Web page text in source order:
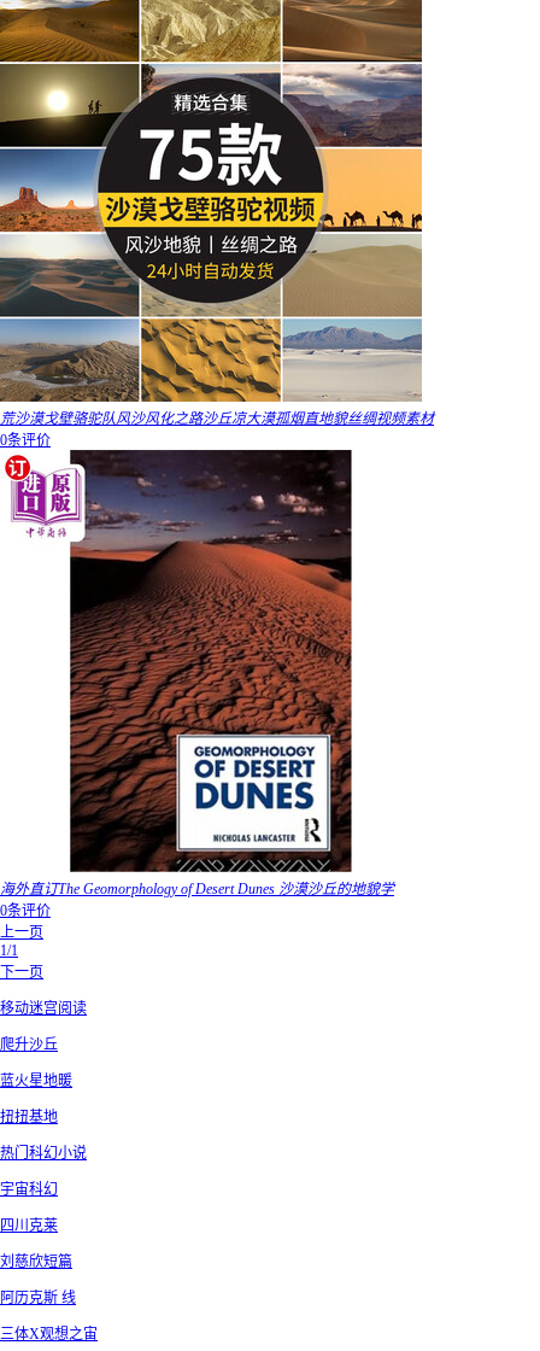
荒沙漠戈壁骆驼队风沙风化之路沙丘凉大漠孤烟直地貌丝绸视频素材
0条评价
海外直订The Geomorphology of Desert Dunes 沙漠沙丘的地貌学
0条评价
上一页
1/1
下一页
移动迷宫阅读
爬升沙丘
蓝火星地暖
扭扭基地
热门科幻小说
宇宙科幻
四川克莱
刘慈欣短篇
阿历克斯 线
三体X观想之宙